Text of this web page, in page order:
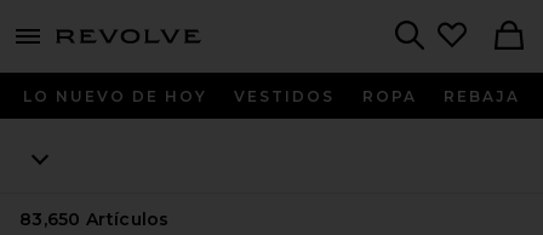
menu - shows more content
LO NUEVO DE HOY VESTIDOS ROPA REBAJA
83,650 Artículos